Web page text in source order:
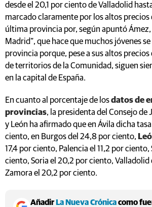
desde el 20,1 por ciento de Valladolid
marcado claramente por los altos precios
última provincia por, según apuntó Ámez,
Madrid”, que hace que muchos jóvenes
provincia porque, pese a sus altos
de territorios de la Comunidad, siguen
en la capital de España.
En cuanto al porcentaje de losdatos de
provincias, la presidenta del Consejo de
y León ha afirmado que en Ávila dicha tasa
ciento, en Burgos del 24,8 por ciento,
17,4 por ciento, Palencia el 11,2 por
ciento, Soria el 20,2 por ciento, Valladolid
Zamora el 20,2 por ciento.
AñadirLa Nueva Crónicacomo